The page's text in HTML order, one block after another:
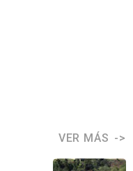
VER MÁS